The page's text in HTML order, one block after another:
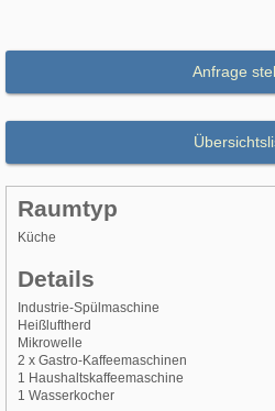
Anfrage
Raumtyp
Küche
Details
Industrie-Spülmaschine
Heißluftherd
Mikrowelle
2 x Gastro-Kaffeemaschinen
1 Haushaltskaffeemaschine
1 Wasserkocher